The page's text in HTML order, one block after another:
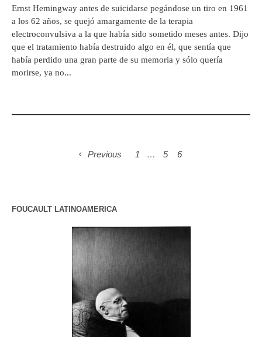
Ernst Hemingway antes de suicidarse pegándose un tiro en 1961
a los 62 años, se quejó amargamente de la terapia
electroconvulsiva a la que había sido sometido meses antes. Dijo
que el tratamiento había destruido algo en él, que sentía que
había perdido una gran parte de su memoria y sólo quería
morirse, ya no...
Previous 1 … 5 6
FOUCAULT LATINOAMERICA